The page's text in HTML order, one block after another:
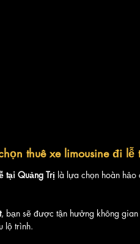
thuê xe limousine đi lễ
tại Quảng Trị là lựa chọn hoàn hảo
, bạn sẽ được tận hưởng không
lộ trình.